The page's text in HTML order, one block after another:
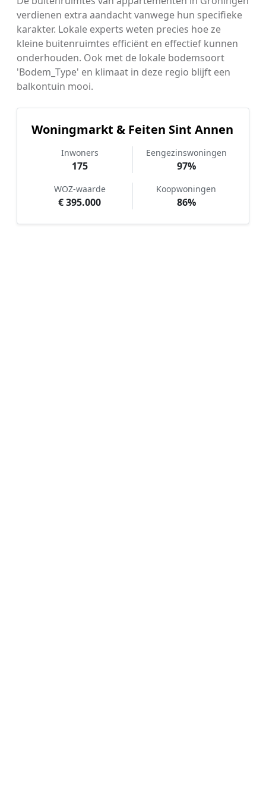
verdienen extra aandacht vanwege hun specifieke
karakter. Lokale experts weten precies hoe ze
kleine buitenruimtes efficiënt en effectief kunnen
onderhouden. Ook met de lokale bodemsoort
'Bodem_Type' en klimaat in deze regio blijft een
balkontuin mooi.
Woningmarkt & Feiten Sint Annen
Inwoners
175
Eengezinswoningen
97%
WOZ-waarde
€ 395.000
Koopwoningen
86%